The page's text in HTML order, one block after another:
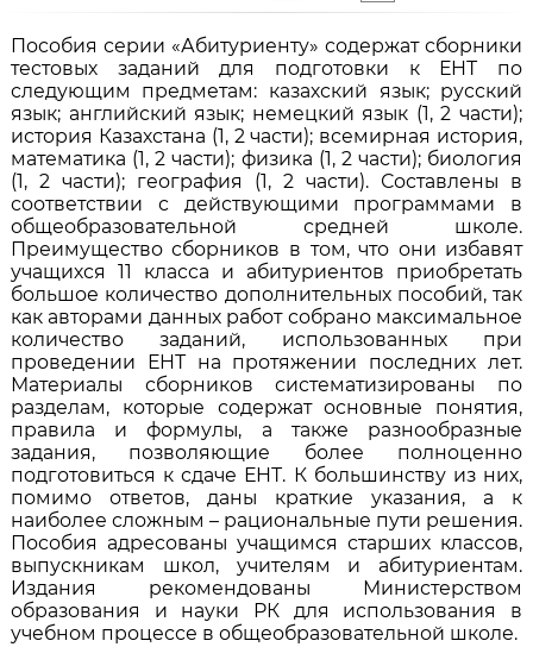
Пособия серии «Абитуриенту» содержат сборники
тестовых заданий для подготовки к ЕНТ по
следующим предметам: казахский язык; русский
язык; английский язык; немецкий язык (1, 2 части);
история Казахстана (1, 2 части); всемирная история,
математика (1, 2 части); физика (1, 2 части); биология
(1, 2 части); география (1, 2 части). Составлены в
соответствии с действующими программами в
общеобразовательной средней школе.
Преимущество сборников в том, что они избавят
учащихся 11 класса и абитуриентов приобретать
большое количество дополнительных пособий, так
как авторами данных работ собрано максимальное
количество заданий, использованных при
проведении ЕНТ на протяжении последних лет.
Материалы сборников систематизированы по
разделам, которые содержат основные понятия,
правила и формулы, а также разнообразные
задания, позволяющие более полноценно
подготовиться к сдаче ЕНТ. К большинству из них,
помимо ответов, даны краткие указания, а к
наиболее сложным – рациональные пути решения.
Пособия адресованы учащимся старших классов,
выпускникам школ, учителям и абитуриентам.
Издания рекомендованы Министерством
образования и науки РК для использования в
учебном процессе в общеобразовательной школе.